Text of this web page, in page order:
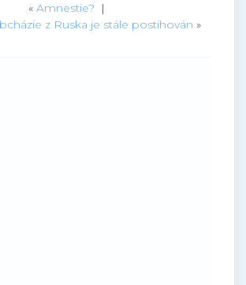
« Amnestie? |
z Ruska je stále postihován »